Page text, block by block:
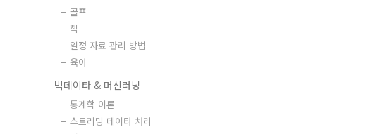
골프
책
일정 자료 관리 방법
육아
빅데이타 & 머신러닝
통계학 이론
스트리밍 데이타 처리